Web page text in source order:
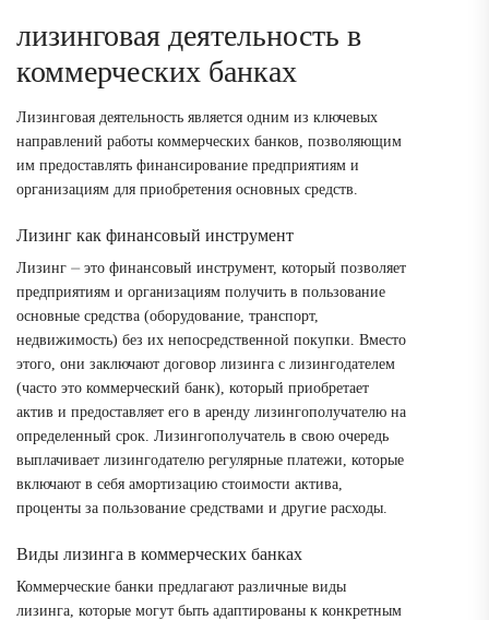
лизинговая деятельность в
коммерческих банках
Лизинговая деятельность является одним из ключевых
направлений работы коммерческих банков, позволяющим
им предоставлять финансирование предприятиям и
организациям для приобретения основных средств.
Лизинг как финансовый инструмент
Лизинг ⏤ это финансовый инструмент, который позволяет
предприятиям и организациям получить в пользование
основные средства (оборудование, транспорт,
недвижимость) без их непосредственной покупки. Вместо
этого, они заключают договор лизинга с лизингодателем
(часто это коммерческий банк), который приобретает
актив и предоставляет его в аренду лизингополучателю на
определенный срок. Лизингополучатель в свою очередь
выплачивает лизингодателю регулярные платежи, которые
включают в себя амортизацию стоимости актива,
проценты за пользование средствами и другие расходы.
Виды лизинга в коммерческих банках
Коммерческие банки предлагают различные виды
лизинга, которые могут быть адаптированы к конкретным